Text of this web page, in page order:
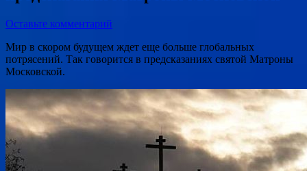
Оставьте комментарий
Мир в скором будущем ждет еще больше глобальных
потрясений. Так говорится в предсказаниях святой Матроны
Московской.